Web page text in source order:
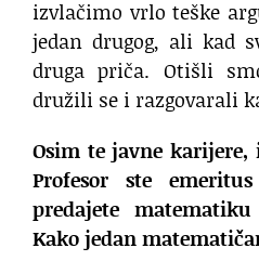
izvlačimo vrlo teške
jedan drugog, ali kad
druga priča. Otišli
družili se i razgovarali
Osim te javne
Profesor ste
predajete
Kako jedan